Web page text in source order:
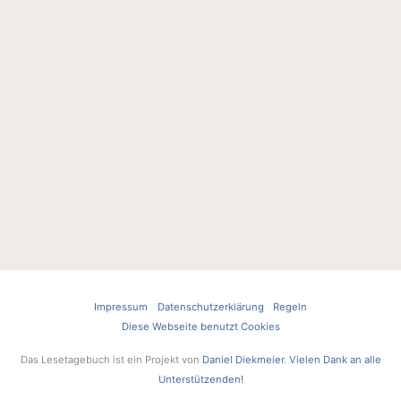
Impressum Datenschutzerklärung
Regeln
Diese Webseite benutzt Cookies
Das Lesetagebuch ist ein Projekt von Daniel Diekmeier. Vielen Dank an alle
Unterstützenden!